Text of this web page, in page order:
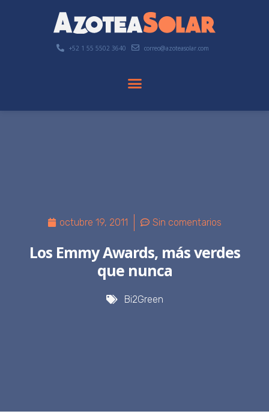
+52 1 55 5502 3640 correo@azoteasolar.com
octubre 19, 2011 Sin comentarios
Los Emmy Awards, más verdes
que nunca
Bi2Green